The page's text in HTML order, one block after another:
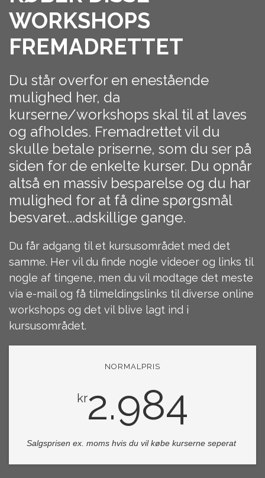
WORKSHOPS
FREMADRETTET
Du står overfor en enestående
mulighed her, da
kurserne/workshops skal til at laves
og afholdes. Fremadrettet vil du
skulle betale priserne, som du ser på
siden for de enkelte kurser. Du opnår
altså en massiv besparelse og du har
mulighed for at få dine spørgsmål
besvaret...adskillige gange.
Du får adgang til et kursusområdet med det
samme. Her vil du finde nogle videoer og links til
nogle af tingene, men du vil modtage det meste
via e-mail og få tilmeldingslinks til diverse online
workshops og det vil blive lagt ind i
kursusområdet.
NORMALPRIS
kr2.984
Salgsprisen ex. moms hvis du vil købe kurserne seperat